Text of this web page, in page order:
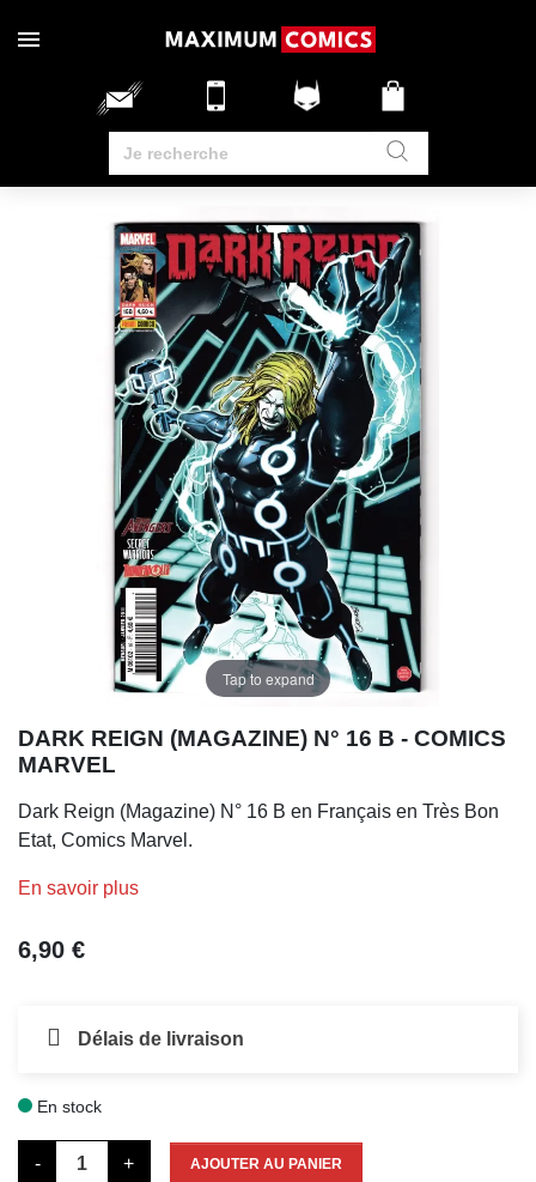
Tap to expand
DARK REIGN (MAGAZINE) N° 16 B - COMICS
MARVEL
Dark Reign (Magazine) N° 16 B en Français en Très Bon
Etat, Comics Marvel.
En savoir plus
6,90 €
Délais de livraison
En stock
- + AJOUTER AU PANIER